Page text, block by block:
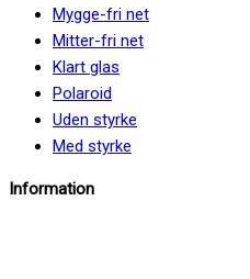
Mygge-fri net
Mitter-fri net
Klart glas
Polaroid
Uden styrke
Med styrke
Information